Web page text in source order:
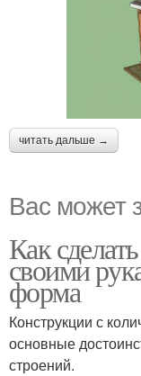
читать дальше →
Вас может
Как
своими
форма
Конструкции с
основные
строений.